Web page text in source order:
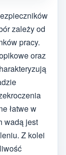
zależy od
pracy.
oraz
łatwe w
wadą jest
Z kolei